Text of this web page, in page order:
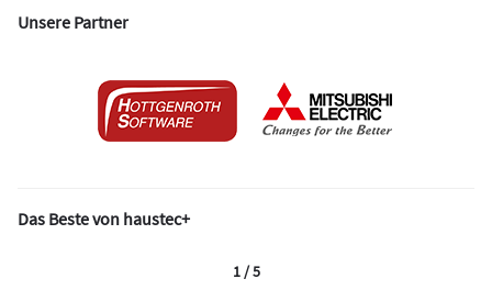
Unsere Partner
Das Beste von haustec+
1 / 5